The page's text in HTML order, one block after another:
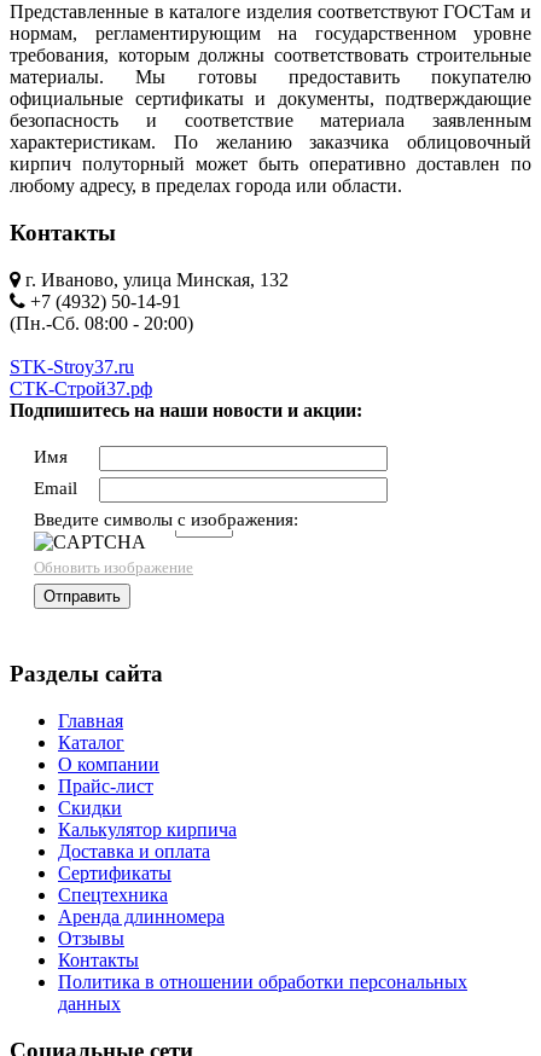
Представленные в каталоге изделия соответствуют ГОСТам и
нормам, регламентирующим на государственном уровне
требования, которым должны соответствовать строительные
материалы. Мы готовы предоставить покупателю
официальные сертификаты и документы, подтверждающие
безопасность и соответствие материала заявленным
характеристикам. По желанию заказчика облицовочный
кирпич полуторный может быть оперативно доставлен по
любому адресу, в пределах города или области.
Контакты
г. Иваново, улица Минская, 132
+7 (4932) 50-14-91
(Пн.-Сб. 08:00 - 20:00)
STK-Stroy37.ru
СТК-Строй37.рф
Подпишитесь на наши новости и акции:
Имя
Email
Введите символы с изображения:
→
Обновить изображение
Разделы сайта
Главная
Каталог
О компании
Прайс-лист
Скидки
Калькулятор кирпича
Доставка и оплата
Сертификаты
Спецтехника
Аренда длинномера
Отзывы
Контакты
Политика в отношении обработки персональных
данных
Социальные сети